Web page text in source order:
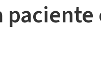
paciente